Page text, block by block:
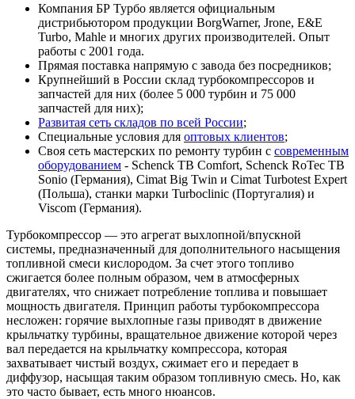
Компания БР Турбо является официальным
дистрибьютором продукции BorgWarner, Jrone, E&E
Turbo, Mahle и многих других производителей. Опыт
работы с 2001 года.
Прямая поставка напрямую с завода без посредников;
Крупнейший в России склад турбокомпрессоров и
запчастей для них (более 5 000 турбин и 75 000
запчастей для них);
Развитая сеть складов по всей России;
Специальные условия для оптовых клиентов;
Своя сеть мастерских по ремонту турбин с современным
оборудованием - Schenck TB Comfort, Schenck RoTec TB
Sonio (Германия), Cimat Big Twin и Cimat Turbotest Expert
(Польша), станки марки Turboclinic (Португалия) и
Viscom (Германия).
Турбокомпрессор — это агрегат выхлопной/впускной
системы, предназначенный для дополнительного насыщения
топливной смеси кислородом. За счет этого топливо
сжигается более полным образом, чем в атмосферных
двигателях, что снижает потребление топлива и повышает
мощность двигателя. Принцип работы турбокомпрессора
несложен: горячие выхлопные газы приводят в движение
крыльчатку турбины, вращательное движение которой через
вал передается на крыльчатку компрессора, которая
захватывает чистый воздух, сжимает его и передает в
диффузор, насыщая таким образом топливную смесь. Но, как
это часто бывает, есть много нюансов.